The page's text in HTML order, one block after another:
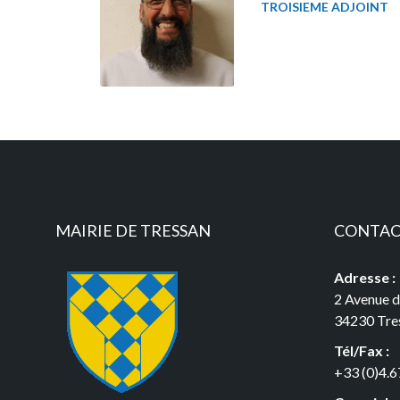
TROISIEME ADJOINT
MAIRIE DE TRESSAN
Adresse :
2 Avenue
34230
Tél/Fax :
+33